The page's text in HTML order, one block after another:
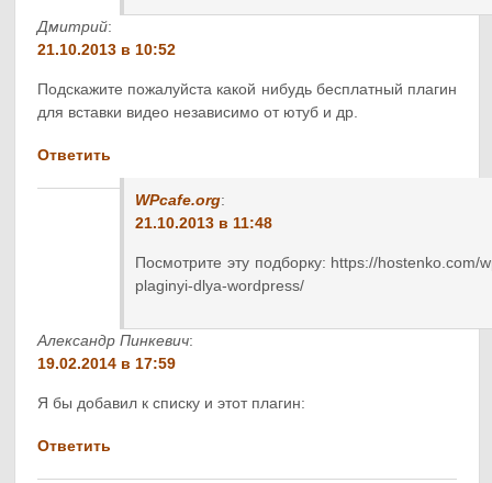
Дмитрий:
21.10.2013 в 10:52
Подскажите пожалуйста какой нибудь бесплатный плагин
для вставки видео независимо от ютуб и др.
Ответить
WPcafe.org:
21.10.2013 в 11:48
Посмотрите эту подборку: https://hostenko.com/
plaginyi-dlya-wordpress/
Александр Пинкевич:
19.02.2014 в 17:59
Я бы добавил к списку и этот плагин:
Ответить